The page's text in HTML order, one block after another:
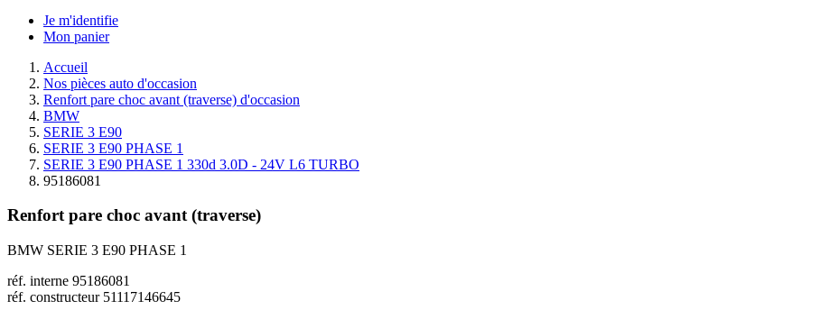
Je m'identifie
Mon panier
Accueil
Nos pièces auto d'occasion
Renfort pare choc avant (traverse) d'occasion
BMW
SERIE 3 E90
SERIE 3 E90 PHASE 1
SERIE 3 E90 PHASE 1 330d 3.0D - 24V L6 TURBO
95186081
Renfort pare choc avant (traverse)
BMW SERIE 3 E90 PHASE 1
réf. interne 95186081
réf. constructeur 51117146645